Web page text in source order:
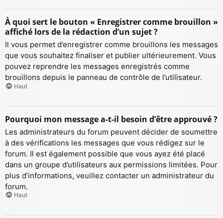
À quoi sert le bouton « Enregistrer comme brouillon »
affiché lors de la rédaction d’un sujet ?
Il vous permet d’enregistrer comme brouillons les messages
que vous souhaitez finaliser et publier ultérieurement. Vous
pouvez reprendre les messages enregistrés comme
brouillons depuis le panneau de contrôle de l’utilisateur.
Haut
Pourquoi mon message a-t-il besoin d’être approuvé ?
Les administrateurs du forum peuvent décider de soumettre
à des vérifications les messages que vous rédigez sur le
forum. Il est également possible que vous ayez été placé
dans un groupe d’utilisateurs aux permissions limitées. Pour
plus d’informations, veuillez contacter un administrateur du
forum.
Haut